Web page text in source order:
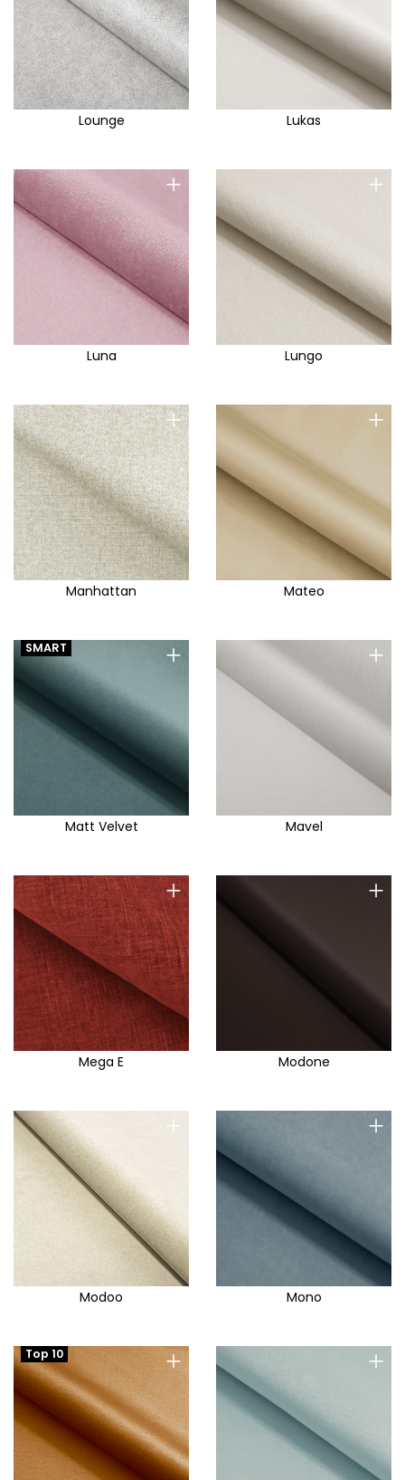
Lounge Lukas
+
Luna
+
Lungo
+
Manhattan
+
Mateo
+
SMART
Matt Velvet
+
Mavel
+
Mega E
+
Modone
+
Modoo
+
Mono
+
Top 10 +